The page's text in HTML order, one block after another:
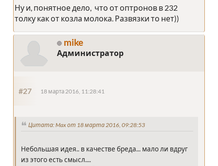
Ну и, понятное дело, что от оптронов в 232
толку как от козла молока. Развязки то нет))
mike
Администратор
#27 18 марта 2016, 11:28:41
Цитата: Max от 18 марта 2016, 09:28:53
Небольшая идея.. в качестве бреда... мало ли вдруг
из этого есть смысл....